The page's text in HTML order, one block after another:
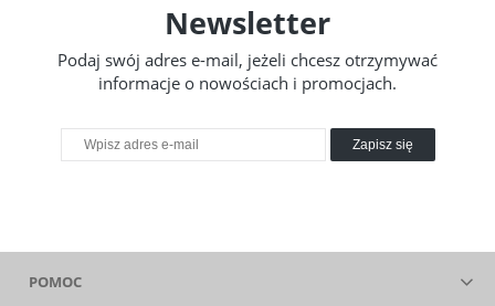
Newsletter
Podaj swój adres e-mail, jeżeli chcesz otrzymywać
informacje o nowościach i promocjach.
Zapisz się
POMOC